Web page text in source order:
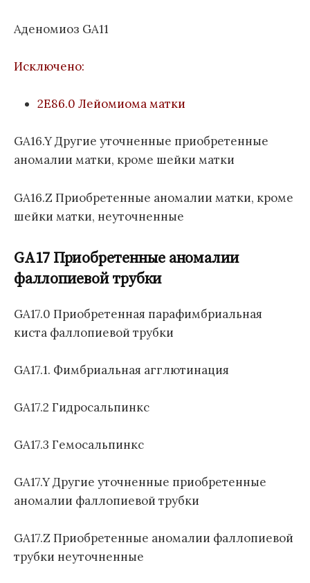
Аденомиоз GA11
Исключено:
2E86.0 Лейомиома матки
GA16.Y Другие уточненные приобретенные
аномалии матки, кроме шейки матки
GA16.Z Приобретенные аномалии матки, кроме
шейки матки, неуточненные
GA17 Приобретенные аномалии
фаллопиевой трубки
GA17.0 Приобретенная парафимбриальная
киста фаллопиевой трубки
GA17.1. Фимбриальная агглютинация
GA17.2 Гидросальпинкс
GA17.3 Гемосальпинкс
GA17.Y Другие уточненные приобретенные
аномалии фаллопиевой трубки
GA17.Z Приобретенные аномалии фаллопиевой
трубки неуточненные